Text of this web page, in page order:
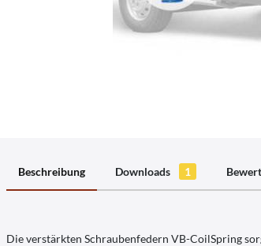
Beschreibung Downloads 1
Die verstärkten Schraubenfedern VB-CoilSpring